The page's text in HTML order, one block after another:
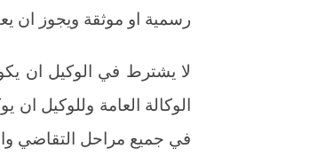
رسمية او موثقة ويجوز ان
لا يشترط في الوكيل ان
الوكالة العامة وللوكيل
في جميع مراحل التقاضي